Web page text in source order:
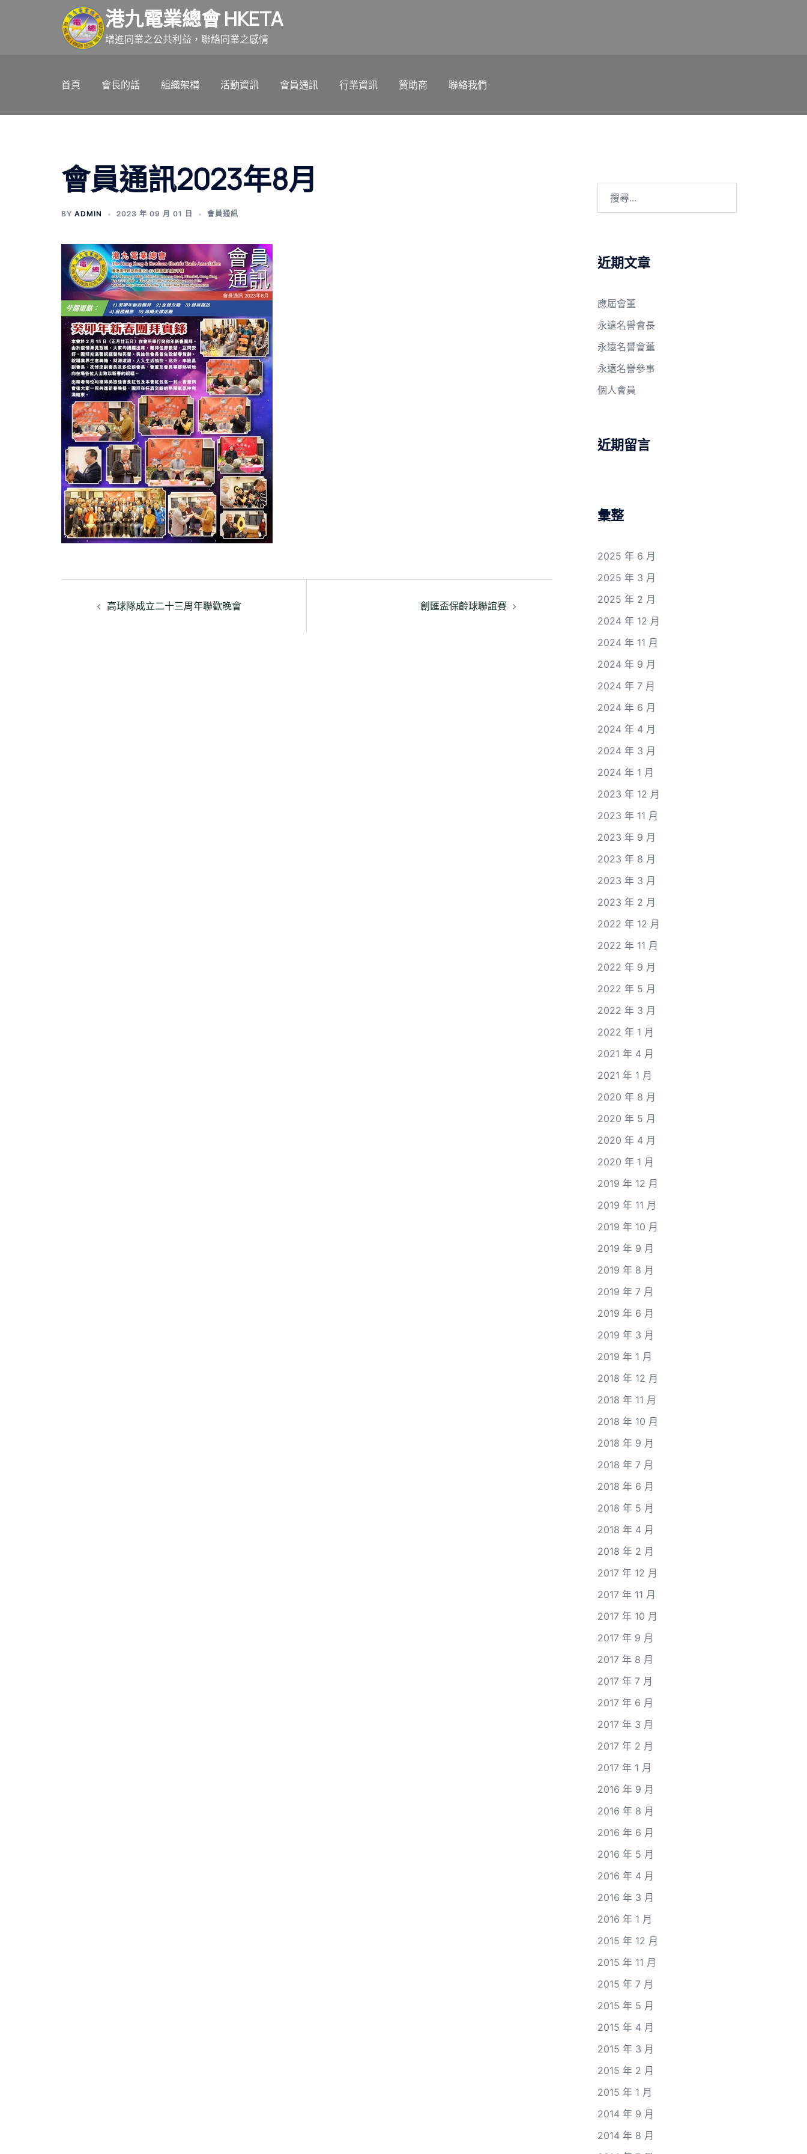
港九電業總會 HKETA
增進同業之公共利益，聯絡同業之感情
首頁 會長的話 組織架構 活動資訊 會員通訊 行業資訊 贊助商 聯絡我們
會員通訊2023年8月
BY ADMIN 2023 年 09 月 01 日 會員通訊
文 高球隊成立二十三周年聯歡晚會 創匯盃保齡球聯誼賽
字:
近期文章
應屆會董
永遠名譽會長
永遠名譽會董
永遠名譽參事
個人會員
近期留言
彙整
2025 年 6 月
2025 年 3 月
2025 年 2 月
2024 年 12 月
2024 年 11 月
2024 年 9 月
2024 年 7 月
2024 年 6 月
2024 年 4 月
2024 年 3 月
2024 年 1 月
2023 年 12 月
2023 年 11 月
2023 年 9 月
2023 年 8 月
2023 年 3 月
2023 年 2 月
2022 年 12 月
2022 年 11 月
2022 年 9 月
2022 年 5 月
2022 年 3 月
2022 年 1 月
2021 年 4 月
2021 年 1 月
2020 年 8 月
2020 年 5 月
2020 年 4 月
2020 年 1 月
2019 年 12 月
2019 年 11 月
2019 年 10 月
2019 年 9 月
2019 年 8 月
2019 年 7 月
2019 年 6 月
2019 年 3 月
2019 年 1 月
2018 年 12 月
2018 年 11 月
2018 年 10 月
2018 年 9 月
2018 年 7 月
2018 年 6 月
2018 年 5 月
2018 年 4 月
2018 年 2 月
2017 年 12 月
2017 年 11 月
2017 年 10 月
2017 年 9 月
2017 年 8 月
2017 年 7 月
2017 年 6 月
2017 年 3 月
2017 年 2 月
2017 年 1 月
2016 年 9 月
2016 年 8 月
2016 年 6 月
2016 年 5 月
2016 年 4 月
2016 年 3 月
2016 年 1 月
2015 年 12 月
2015 年 11 月
2015 年 7 月
2015 年 5 月
2015 年 4 月
2015 年 3 月
2015 年 2 月
2015 年 1 月
2014 年 9 月
2014 年 8 月